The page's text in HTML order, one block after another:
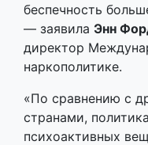
беспечность
— заявила Энн
директор
наркополитике.
«По сравнению с
странами,
психоактивных